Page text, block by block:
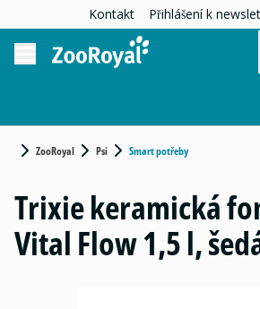
Kontakt Přihlášení k
ZooRoyal Psi Smart potřeby
Trixie keramická
Vital Flow 1,5 l,